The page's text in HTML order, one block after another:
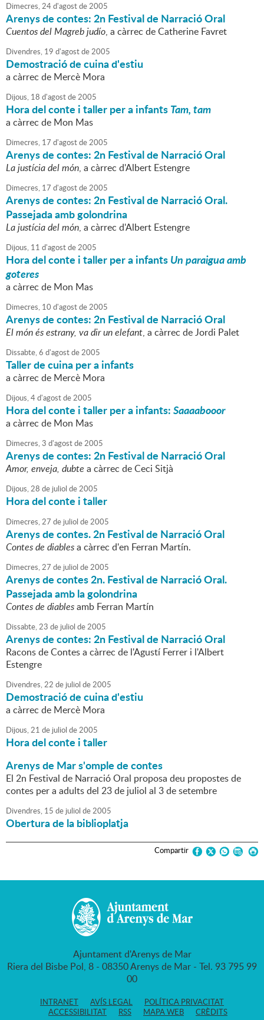
Dimecres,24d'agostde2005
Arenys de contes: 2n Festival de Narració Oral
Cuentos del Magreb judío, a càrrec de Catherine Favret
Divendres, 19 d'agostde2005
Demostració de cuina d'estiu
a càrrec de Mercè Mora
Dijous, 18 d'agostde2005
Hora del conte i taller per a infantsTam, tam
a càrrec de Mon Mas
Dimecres, 17 d'agostde2005
Arenys de contes: 2n Festival de Narració Oral
La justícia del món, a càrrec d'Albert Estengre
Dimecres, 17 d'agostde2005
Arenys de contes: 2n Festival de Narració Oral.
Passejada amb golondrina
La justícia del món, a càrrec d'Albert Estengre
Dijous, 11 d'agostde2005
Hora del conte i taller per a infantsUn paraigua amb
goteres
a càrrec de Mon Mas
Dimecres, 10 d'agostde2005
Arenys de contes: 2n Festival de Narració Oral
El món és estrany, va dir un elefant, a càrrec de Jordi Palet
Dissabte,6 d'agostde2005
Taller de cuina per a infants
a càrrec de Mercè Mora
Dijous,4d'agostde2005
Hora del conte i taller per a infants:Saaaabooor
a càrrec de Mon Mas
Dimecres,3 d'agostde2005
Arenys de contes: 2n Festival de Narració Oral
Amor, enveja, dubte a càrrec de Ceci Sitjà
Dijous,28 de juliol de2005
Hora del conte i taller
Dimecres,27 de juliol de2005
Arenys de contes. 2n Festival de Narració Oral
Contes de diablesa càrrec d'en Ferran Martín.
Dimecres,27 de juliol de2005
Arenys de contes 2n. Festival de Narració Oral.
Passejada amb la golondrina
Contes de diablesamb Ferran Martín
Dissabte,23 de juliol de2005
Arenys de contes: 2n Festival de Narració Oral
Racons de Contes a càrrec de l'Agustí Ferrer i l'Albert
Estengre
Divendres,22 de juliol de2005
Demostració de cuina d'estiu
a càrrec de Mercè Mora
Dijous,21 de juliol de2005
Hora del conte i taller
Arenys de Mar s'omple de contes
El 2n Festival de Narració Oral proposa deu propostes de
contes per a adults del 23 de juliol al 3 de setembre
Divendres, 15 de juliol de2005
Obertura de la biblioplatja
Compartir
Ajuntament d'Arenys de Mar
Riera del Bisbe Pol, 8 - 08350 Arenys de Mar - Tel. 93 795 99
00
INTRANET AVÍS LEGAL
POLÍTICA PRIVACITAT
ACCESSIBILITAT
RSS MAPA WEB CRÈDITS